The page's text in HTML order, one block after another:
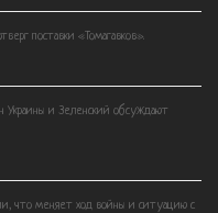
поставки «Томагавков».
Украины и Зеленский обсуждают
что меняет ход войны и ситуацию с